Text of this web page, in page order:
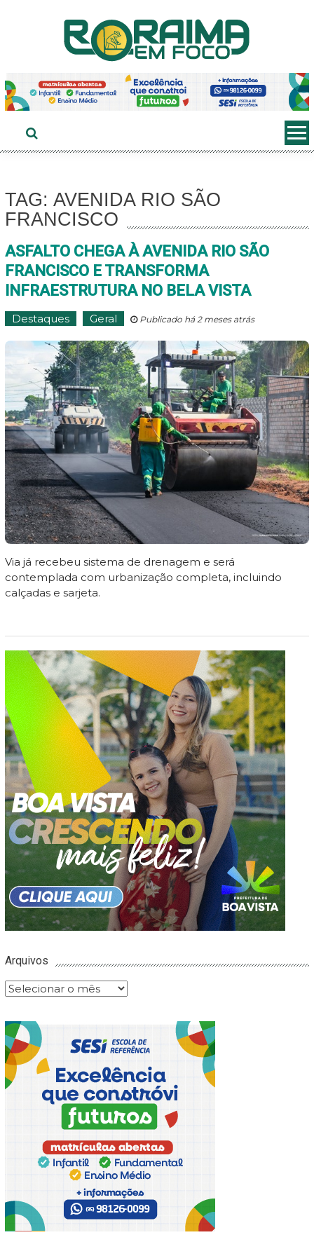
TAG: AVENIDA RIO SÃO
FRANCISCO
ASFALTO CHEGA À AVENIDA RIO SÃO
FRANCISCO E TRANSFORMA
INFRAESTRUTURA NO BELA VISTA
Destaques Geral Publicado há 2 meses atrás
Via já recebeu sistema de drenagem e será
contemplada com urbanização completa, incluindo
calçadas e sarjeta.
Arquivos
Arquivos